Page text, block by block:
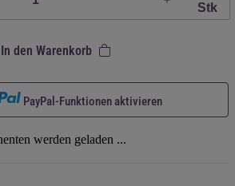
Stk
In den Warenkorb
PayPal-Funktionen aktivieren
werden geladen ...